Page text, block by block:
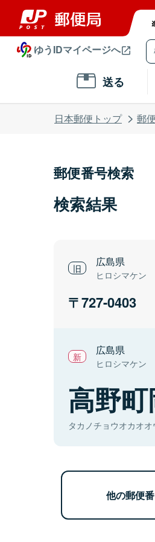
ゆうIDマイページへ
送る
日本郵便トップ 郵
郵便番号検索
検索結果
広島県
ヒロシマケン
727-0403
広島県
ヒロシマケン
高野
タカノチョウオカオオ
他の郵便